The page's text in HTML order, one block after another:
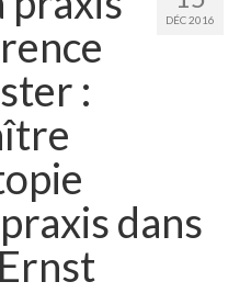
DÉC 2016
:
dans